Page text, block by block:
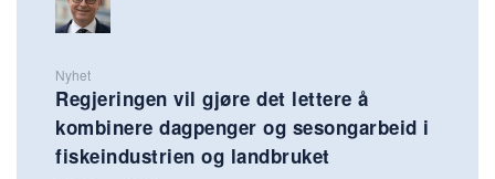
Nyhet
Regjeringen vil gjøre det lettere å
kombinere dagpenger og sesongarbeid i
fiskeindustrien og landbruket